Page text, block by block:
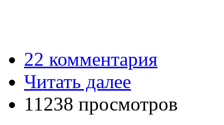
22 комментария
Читать далее
11238 просмотров